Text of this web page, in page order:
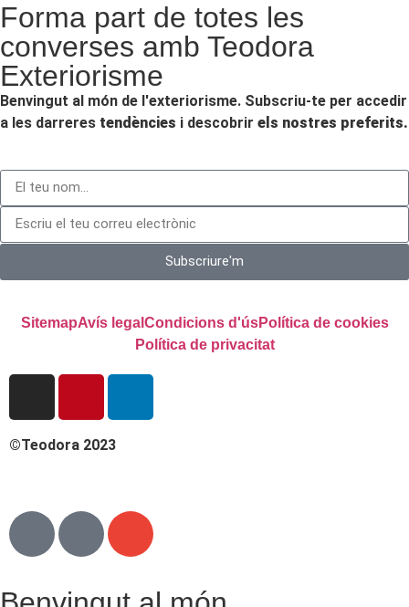
Forma part de totes les
converses amb Teodora
Exteriorisme
Benvingut al món de l'exteriorisme. Subscriu-te per accedir
a les darreres tendències i descobrir els nostres preferits.
Subscriure'm
SitemapAvís legal Condicions d'úsPolítica de cookies
Política de privacitat
©Teodora 2023